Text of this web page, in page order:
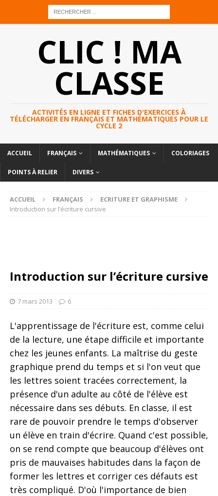
CLIC ! MA
CLASSE
ACTIVITÉS EN LIGNE ET FICHES D'EXERCICES À
TÉLÉCHARGER EN FRANÇAIS ET MATHÉMATIQUES POUR LE
CYCLE 2
ACCUEIL FRANÇAIS MATHÉMATIQUES COLORIAGES
POINTS À RELIER DIVERS
ACCUEIL FRANÇAIS
ECRITURE ET GRAPHISME
Introduction sur l’écriture cursive
Introduction sur l’écriture cursive
7 mars 2013 6
L'apprentissage de l'écriture est, comme celui
de la lecture, une étape difficile et importante
chez les jeunes enfants. La maîtrise du geste
graphique prend du temps et si l'on veut que
les lettres soient tracées correctement, la
présence d'un adulte au côté de l'élève est
nécessaire dans ses débuts. En classe, il est
rare de pouvoir prendre le temps d'observer
un élève en train d'écrire. Quand c'est possible,
on se rend compte que beaucoup d'élèves ont
pris de mauvaises habitudes dans la façon de
former les lettres et corriger ces défauts est
très compliqué. D'où l'importance de bien